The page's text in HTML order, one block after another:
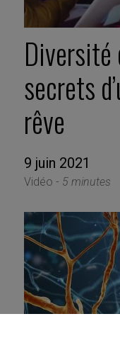
secrets
rêve
9 juin 2021
Vidéo - 5 minutes